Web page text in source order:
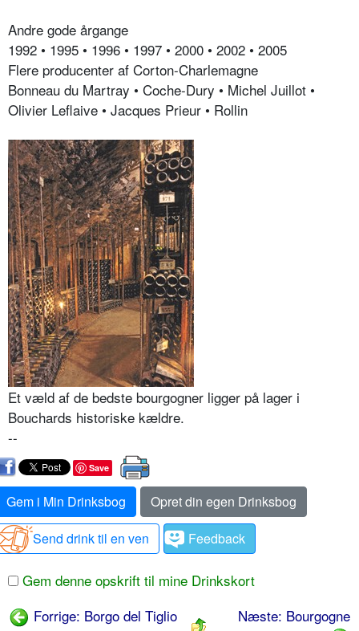
Andre gode årgange
1992 • 1995 • 1996 • 1997 • 2000 • 2002 • 2005
Flere producenter af Corton-Charlemagne
Bonneau du Martray • Coche-Dury • Michel Juillot •
Olivier Leflaive • Jacques Prieur • Rollin
Et væld af de bedste bourgogner ligger på lager i
Bouchards historiske kældre.
--
Save
Gem i Min Drinksbog
Opret din egen Drinksbog
Send drink til en ven
Feedback
Gem denne opskrift til mine Drinkskort
Forrige: Borgo del Tiglio
Næste: Bourgogne